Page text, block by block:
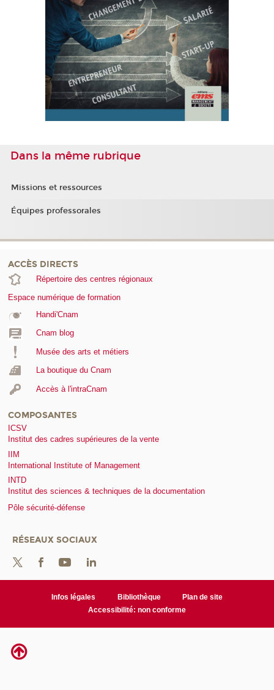
Dans la même rubrique
Missions et ressources
Équipes professorales
ACCÈS DIRECTS
Répertoire des centres régionaux
Espace numérique de formation
Handi'Cnam
Cnam blog
Musée des arts et métiers
La boutique du Cnam
Accès à l'intraCnam
COMPOSANTES
ICSV
Institut des cadres supérieures de la vente
IIM
International Institute of Management
INTD
Institut des sciences & techniques de la documentation
Pôle sécurité-défense
RÉSEAUX SOCIAUX
Infos légales Bibliothèque
Plan de site
Accessibilité: non conforme